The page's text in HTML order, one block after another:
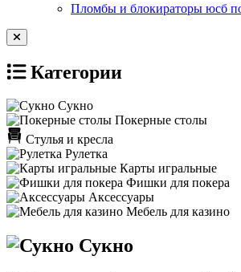
Пломбы и блокираторы юсб
Категории
Сукно
Покерные столы
Стулья и кресла
Рулетка
Карты игральные
Фишки для покера
Аксессуары
Мебель для казино
Сукно